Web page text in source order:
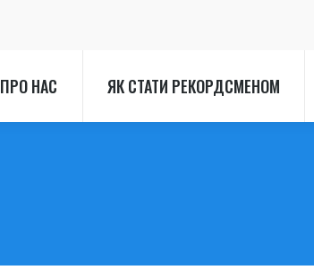
ПРО НАС ЯК СТАТИ РЕКОРДСМЕНОМ